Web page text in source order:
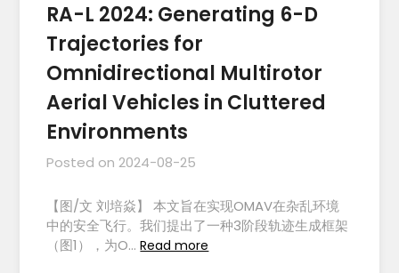
RA-L 2024: Generating 6-D
Trajectories for
Omnidirectional Multirotor
Aerial Vehicles in Cluttered
Environments
Posted on 2024-08-25
【图/文 刘培焱】 本文旨在实现OMAV在杂乱环境
中的安全飞行。我们提出了一种3阶段轨迹生成框架
（图1），为O… Read more